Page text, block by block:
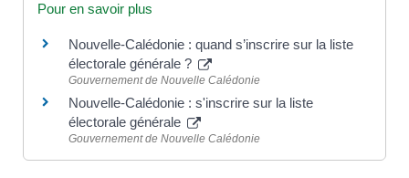
Pour en savoir plus
Nouvelle-Calédonie : quand s’inscrire sur la liste
électorale générale ?
Gouvernement de Nouvelle Calédonie
Nouvelle-Calédonie : s'inscrire sur la liste
électorale générale
Gouvernement de Nouvelle Calédonie